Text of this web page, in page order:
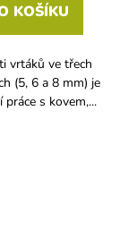
KOŠÍKU
vrtáků ve třech
(5, 6 a 8 mm) je
s kovem,...